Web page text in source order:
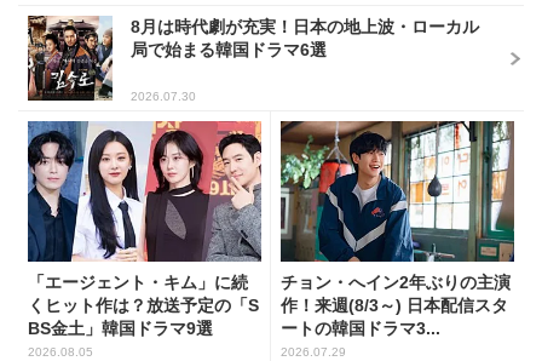
8月は時代劇が充実！日本の地上波・ローカル
局で始まる韓国ドラマ6選
2026.07.30
「エージェント・キム」に続
くヒット作は？放送予定の「S
BS金土」韓国ドラマ9選
2026.08.05
チョン・へイン2年ぶりの主演
作！来週(8/3～) 日本配信スタ
ートの韓国ドラマ3...
2026.07.29